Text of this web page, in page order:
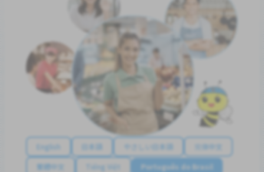
English 日本語 やさしい日本語
简体中文
繁體中文
Tiếng Việt
Português do Brasil